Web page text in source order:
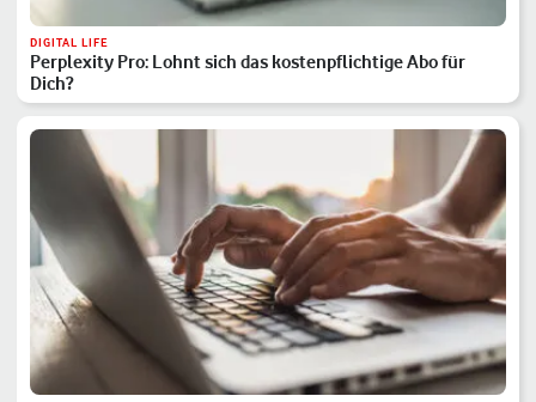
DIGITAL LIFE
Perplexity Pro: Lohnt sich das kostenpflichtige Abo für
Dich?